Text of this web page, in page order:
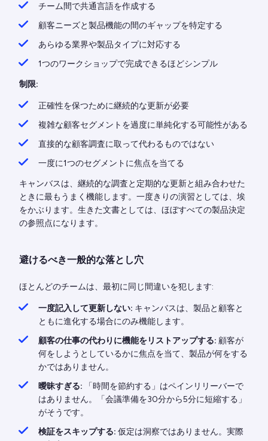
チーム間で共通言語を作成する
顧客ニーズと製品機能の間のギャップを特定する
あらゆる業界や製品タイプに対応する
1つのワークショップで完成できるほどシンプル
制限:
正確性を保つために継続的な更新が必要
複雑な顧客セグメントを過度に単純化する可能性がある
直接的な顧客調査に取って代わるものではない
一度に1つのセグメントに焦点を当てる
キャンバスは、継続的な調査と定期的な更新と組み合わせた
ときに最もうまく機能します。一度きりの演習としては、埃
をかぶります。生きた文書としては、ほぼすべての製品決定
の参照点になります。
避けるべき一般的な落とし穴
ほとんどのチームは、最初に同じ間違いを犯します:
一度記入して更新しない: キャンバスは、製品と顧客と
ともに進化する場合にのみ機能します。
顧客の仕事の代わりに機能をリストアップする: 顧客が
何をしようとしているかに焦点を当て、製品が何をする
かではありません。
曖昧すぎる: 「時間を節約する」はペインリリーバーで
はありません。「会議準備を30分から5分に短縮する」
がそうです。
検証をスキップする: 仮定は洞察ではありません。実際